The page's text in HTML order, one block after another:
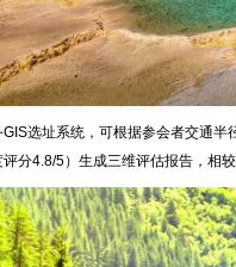
选址系统，可根据参会者交通
分4.8/5）生成三维评估报告，相